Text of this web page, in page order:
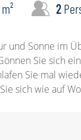
2
und Sonne im
Sie sich
Sie mal
sich wie auf